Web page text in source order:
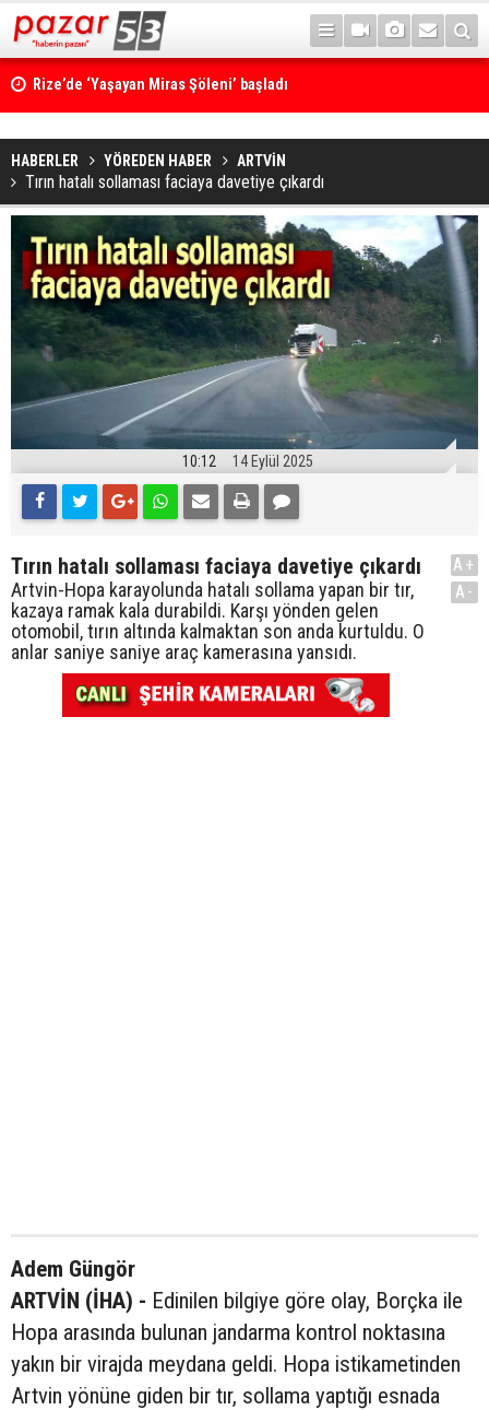
Rize’de ‘Yaşayan Miras Şöleni’ başladı
HABERLER YÖREDEN HABER ARTVİN
Tırın hatalı sollaması faciaya davetiye çıkardı
10:12 14 Eylül 2025
Tırın hatalı sollaması faciaya davetiye çıkardı
Artvin-Hopa karayolunda hatalı sollama yapan bir tır,
kazaya ramak kala durabildi. Karşı yönden gelen
otomobil, tırın altında kalmaktan son anda kurtuldu. O
anlar saniye saniye araç kamerasına yansıdı.
A+
A-
Adem Güngör
ARTVİN (İHA) - Edinilen bilgiye göre olay, Borçka ile
Hopa arasında bulunan jandarma kontrol noktasına
yakın bir virajda meydana geldi. Hopa istikametinden
Artvin yönüne giden bir tır, sollama yaptığı esnada